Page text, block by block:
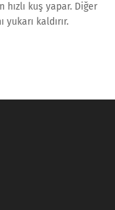
kuş yapar. Diğer
kaldırır.